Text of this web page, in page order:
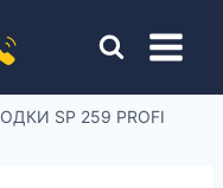
SP 259 PROFI